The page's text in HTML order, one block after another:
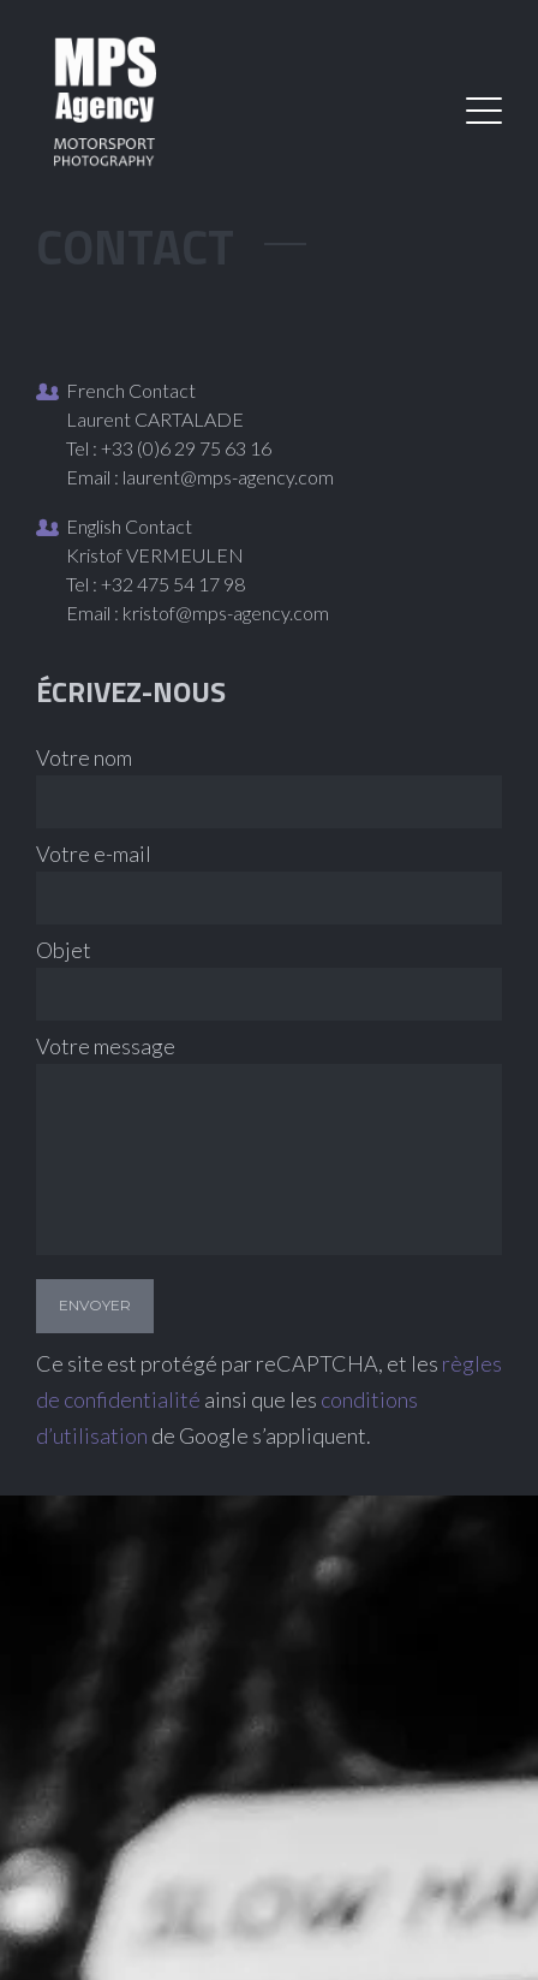
French Contact
Laurent CARTALADE
Tel : +33 (0)6 29 75 63 16
Email : laurent@mps-agency.com
English Contact
Kristof VERMEULEN
Tel : +32 475 54 17 98
Email : kristof@mps-agency.com
ÉCRIVEZ-NOUS
Votre nom
Votre e-mail
Objet
Votre message
Ce site est protégé par reCAPTCHA, et les règles
de confidentialité ainsi que les conditions
d’utilisation de Google s’appliquent.